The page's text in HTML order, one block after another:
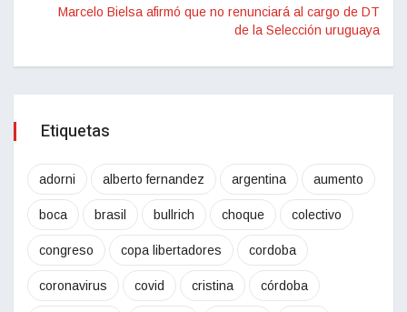
Marcelo Bielsa afirmó que no renunciará al cargo de DT
de la Selección uruguaya
Etiquetas
adorni alberto fernandez argentina aumento
boca brasil bullrich choque colectivo
congreso copa libertadores cordoba
coronavirus covid cristina córdoba